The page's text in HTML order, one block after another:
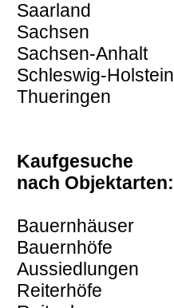
Saarland
Sachsen
Sachsen-Anhalt
Schleswig-Holstein
Thueringen
Kaufgesuche
nach Objektarten:
Bauernhäuser
Bauernhöfe
Aussiedlungen
Reiterhöfe